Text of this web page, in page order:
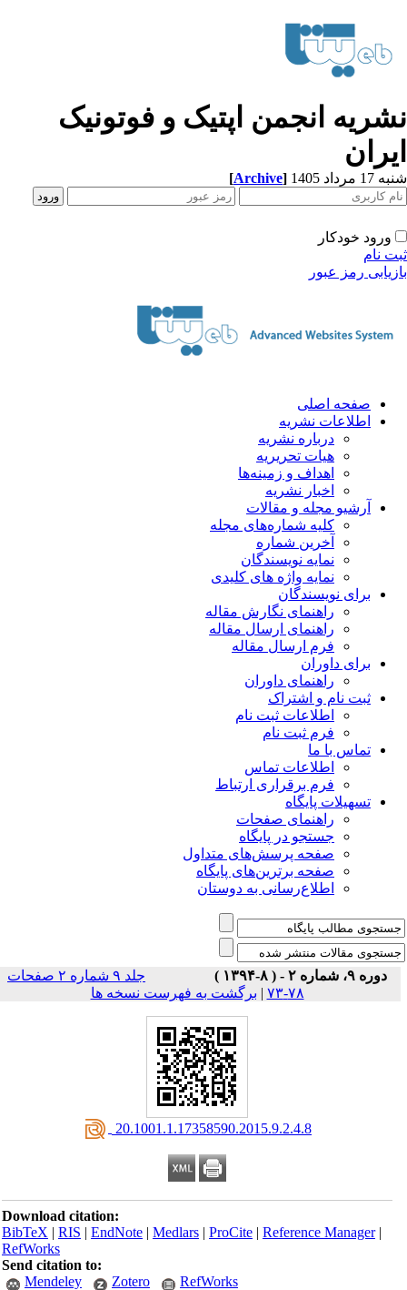
انجمن اپتیک و فوتونیک
مرداد 1405 [Archive]
ورود خودکار
نام
رمز عبور
صفحه اصلی
اطلاعات نشریه
درباره نشریه
هیات تحریریه
اهداف و زمینه‌ها
اخبار نشریه
آرشیو مجله و مقالات
کلیه شماره‌های مجله
آخرین شماره
نمایه نویسندگان
نمایه واژه های کلیدی
برای نویسندگان
راهنمای نگارش مقاله
راهنمای ارسال مقاله
فرم ارسال مقاله
برای داوران
راهنمای داوران
ثبت نام و اشتراک
اطلاعات ثبت نام
فرم ثبت نام
تماس با ما
اطلاعات تماس
فرم برقراری ارتباط
تسهیلات پایگاه
راهنمای صفحات
جستجو در پایگاه
صفحه پرسش‌های متداول
صفحه برترین‌های پایگاه
اطلاع‌رسانی به دوستان
دوره ۹، شماره ۲ - ( ۸-۱۳۹۴ )
جلد ۹ شماره ۲ صفحات
۷۸-۷۳
|برگشت به فهرست نسخه ها
‎ 20.1001.1.17358590.2015.9.2.4.8
Download citation:
BibTeX|RIS|EndNote|Medlars|ProCite|Reference Manager
RefWorks
Send citation to:
Mendeley
Zotero RefWorks